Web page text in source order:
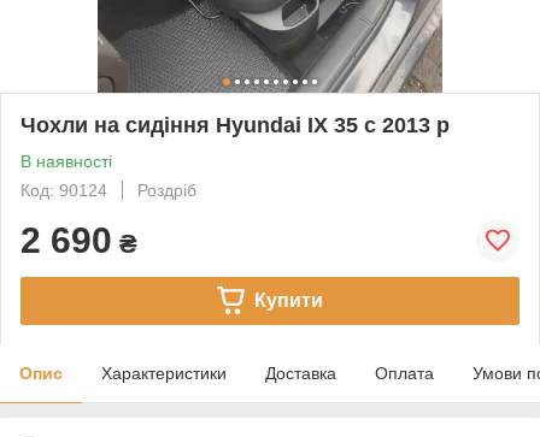
Чохли на сидіння Hyundai IX 35 c 2013 р
В наявності
Код: 90124
Роздріб
2 690 ₴
Купити
Опис Характеристики Доставка Оплата Умови